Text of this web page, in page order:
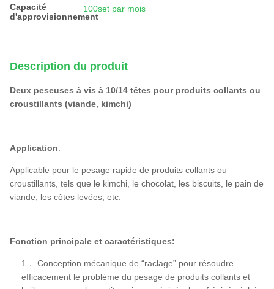
Capacité
d'approvisionnement
100set par mois
Description du produit
Deux peseuses à vis à 10/14 têtes pour produits collants ou
croustillants (viande, kimchi)
Application:
Applicable pour le pesage rapide de produits collants ou
croustillants, tels que le kimchi, le chocolat, les biscuits, le pain de
viande, les côtes levées, etc.
Fonction principale et caractéristiques:
1． Conception mécanique de “raclage” pour résoudre
efficacement le problème du pesage de produits collants et